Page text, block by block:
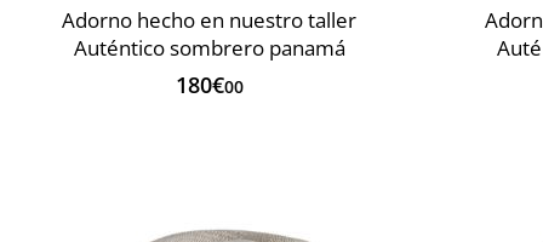
Adorno hecho en nuestro taller
Auténtico sombrero panamá
180€00